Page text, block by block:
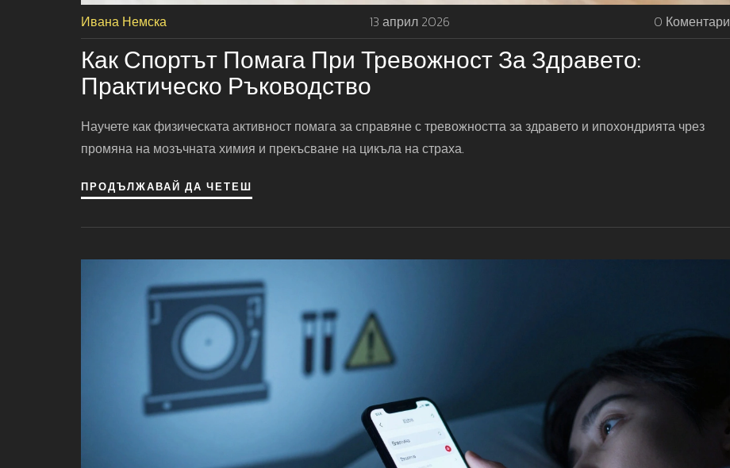
Ивана Немска 13 април 2026 0 Коментари
Как Спортът Помага При Тревожност За Здравето:
Практическо Ръководство
Научете как физическата активност помага за справяне с тревожността за здравето и ипохондрията чрез
промяна на мозъчната химия и прекъсване на цикъла на страха.
ПРОДЪЛЖАВАЙ ДА ЧЕТЕШ